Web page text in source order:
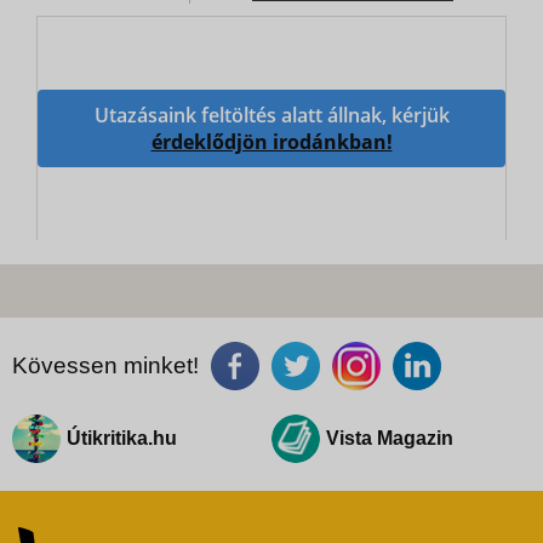
Utazásaink feltöltés alatt állnak, kérjük
érdeklődjön irodánkban!
Kövessen minket!
Útikritika.hu Vista Magazin